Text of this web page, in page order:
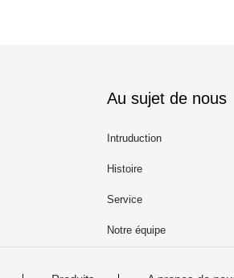
Au sujet de nous
Intruduction
Histoire
Service
Notre équipe